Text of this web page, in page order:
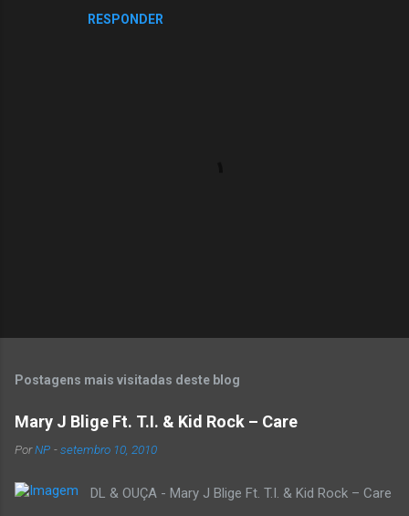
RESPONDER
t
u
m
m
Postagens mais visitadas deste blog
Mary J Blige Ft. T.I. & Kid Rock – Care
PorNP -setembro 10, 2010
DL & OUÇA - Mary J Blige Ft. T.I. & Kid Rock – Care